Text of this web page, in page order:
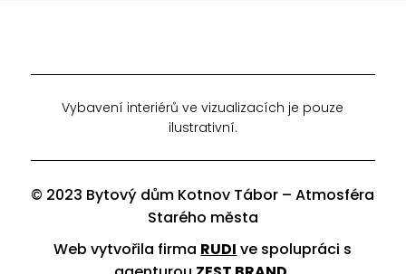
Vybavení interiérů ve vizualizacích je pouze
ilustrativní.
© 2023 Bytový dům Kotnov Tábor – Atmosféra
Starého města
Web vytvořila firma RUDI ve spolupráci s